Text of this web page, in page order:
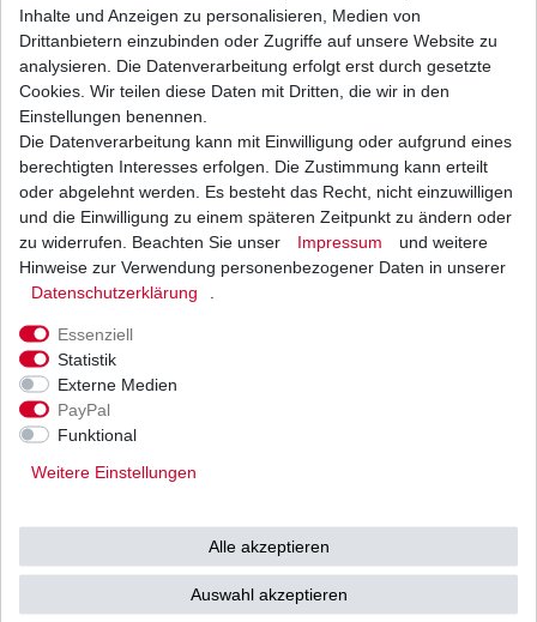
Filter
Bremsbeläge EBC FA 431 TT FA431TT Standard
hinten Adly Herchee
UVP 40,43 € 27,67 € *
1 Satz | 27,67 € / Satz
inkl. ges. MwSt. zzgl.
Versand
Ab einem Warenwert von
500 Euro versenden wir
53783 Eitorf (
unbedingt Termin
Inhalte und Anzeigen zu personalisieren, Medien von
Drittanbietern einzubinden oder Zugriffe auf unsere Website zu
analysieren. Die Datenverarbeitung erfolgt erst durch gesetzte
Cookies. Wir teilen diese Daten mit Dritten, die wir in den
Einstellungen benennen.
Die Datenverarbeitung kann mit Einwilligung oder aufgrund eines
berechtigten Interesses erfolgen. Die Zustimmung kann erteilt
oder abgelehnt werden. Es besteht das Recht, nicht einzuwilligen
und die Einwilligung zu einem späteren Zeitpunkt zu ändern oder
zu widerrufen. Beachten Sie unser
Impressum
und weitere
Hinweise zur Verwendung personenbezogener Daten in unserer
Daten­schutz­erklärung
Essenziell
Statistik
Externe Medien
PayPal
Funktional
Weitere Einstellungen
Alle akzeptieren
Auswahl akzeptieren